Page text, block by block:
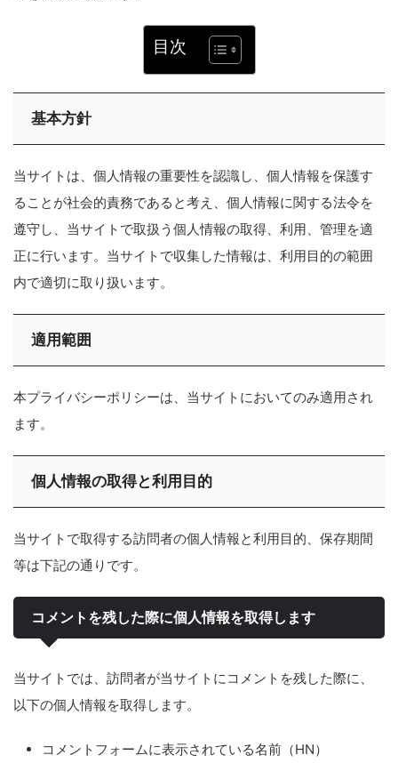
目次
基本方針
当サイトは、個人情報の重要性を認識し、個人情報を保護す
ることが社会的責務であると考え、個人情報に関する法令を
遵守し、当サイトで取扱う個人情報の取得、利用、管理を適
正に行います。当サイトで収集した情報は、利用目的の範囲
内で適切に取り扱います。
適用範囲
本プライバシーポリシーは、当サイトにおいてのみ適用され
ます。
個人情報の取得と利用目的
当サイトで取得する訪問者の個人情報と利用目的、保存期間
等は下記の通りです。
コメントを残した際に個人情報を取得します
当サイトでは、訪問者が当サイトにコメントを残した際に、
以下の個人情報を取得します。
コメントフォームに表示されている名前（HN）